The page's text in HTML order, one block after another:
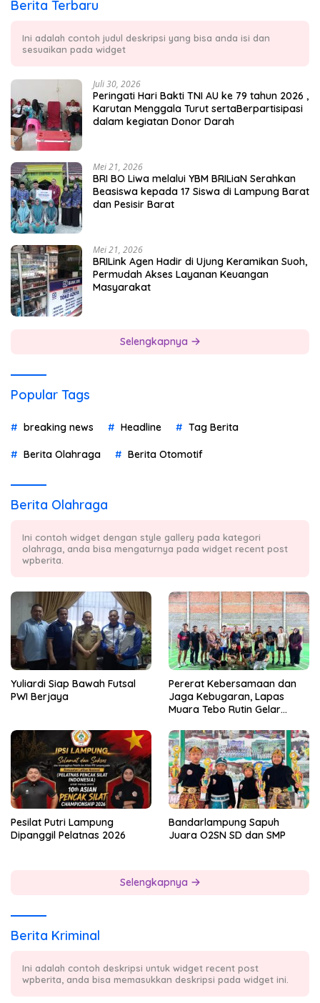
Berita Terbaru
Ini adalah contoh judul deskripsi yang bisa anda isi dan
sesuaikan pada widget
Juli 30, 2026
Peringati Hari Bakti TNI AU ke 79 tahun 2026 ,
Karutan Menggala Turut sertaBerpartisipasi
dalam kegiatan Donor Darah
Mei 21, 2026
BRI BO Liwa melalui YBM BRILiaN Serahkan
Beasiswa kepada 17 Siswa di Lampung Barat
dan Pesisir Barat
Mei 21, 2026
BRILink Agen Hadir di Ujung Keramikan Suoh,
Permudah Akses Layanan Keuangan
Masyarakat
Selengkapnya
Popular Tags
breaking news Headline Tag Berita
Berita Olahraga Berita Otomotif
Berita Olahraga
Ini contoh widget dengan style gallery pada kategori
olahraga, anda bisa mengaturnya pada widget recent post
wpberita.
Yuliardi Siap Bawah Futsal
PWI Berjaya
Pererat Kebersamaan dan
Jaga Kebugaran, Lapas
Muara Tebo Rutin Gelar
Pesilat Putri Lampung
Dipanggil Pelatnas 2026
Bandarlampung Sapuh
Juara O2SN SD dan SMP
Selengkapnya
Berita Kriminal
Ini adalah contoh deskripsi untuk widget recent post
wpberita, anda bisa memasukkan deskripsi pada widget ini.